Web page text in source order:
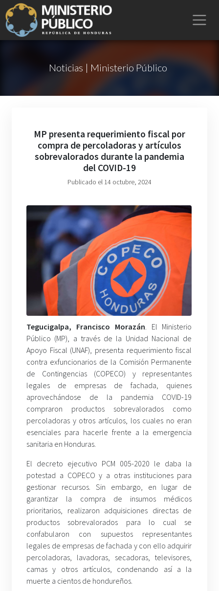
Noticias | Ministerio Público
MP presenta requerimiento fiscal por
compra de percoladoras y artículos
sobrevalorados durante la pandemia
del COVID-19
Publicado el 14 octubre, 2024
Tegucigalpa, Francisco Morazán . El Ministerio
Público (MP), a través de la Unidad Nacional de
Apoyo Fiscal (UNAF), presenta requerimiento fiscal
contra exfuncionarios de la Comisión Permanente
de Contingencias (COPECO) y representantes
legales de empresas de fachada, quienes
aprovechándose de la pandemia COVID-19
compraron productos sobrevalorados como
percoladoras y otros artículos, los cuales no eran
esenciales para hacerle frente a la emergencia
sanitaria en Honduras.
El decreto ejecutivo PCM 005-2020 le daba la
potestad a COPECO y a otras instituciones para
gestionar recursos. Sin embargo, en lugar de
garantizar la compra de insumos médicos
prioritarios, realizaron adquisiciones directas de
productos sobrevalorados para lo cual se
confabularon con supuestos representantes
legales de empresas de fachada y con ello adquirir
percoladoras, lavadoras, secadoras, televisores,
camas y otros artículos, condenando así a la
muerte a cientos de hondureños.